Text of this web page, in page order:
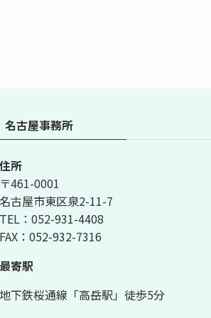
名古屋事務所
住所
〒461-0001
名古屋市東区泉2-11-7
TEL：052-931-4408
FAX：052-932-7316
最寄駅
地下鉄桜通線「高岳駅」徒歩5分